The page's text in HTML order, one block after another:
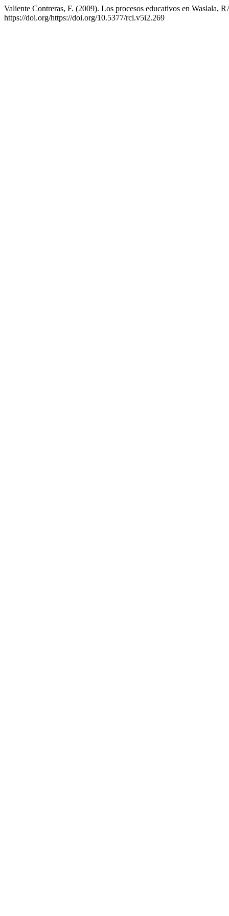
Valiente Contreras, F. (2009). Los procesos educativos en Waslala,
https://doi.org/https://doi.org/10.5377/rci.v5i2.269